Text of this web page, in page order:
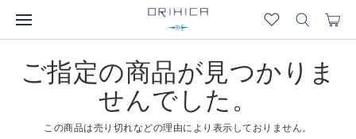
ご指定の商品が見つかりま
せんでした。
この商品は売り切れなどの理由により表示しておりません。